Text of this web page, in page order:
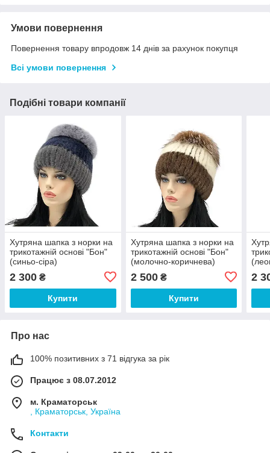
Умови повернення
Повернення товару впродовж 14 днів за рахунок покупця
Всі умови повернення
Подібні товари компанії
Хутряна шапка з норки на
трикотажній основі "Бон"
(синьо-сіра)
2 300 ₴
Купити
Хутряна шапка з норки на
трикотажній основі "Бон"
(молочно-коричнева)
2 500₴
Купити
2
Про нас
100% позитивних з 71 відгука за рік
Працює з 08.07.2012
м. Краматорськ
, Краматорськ, Україна
Контакти